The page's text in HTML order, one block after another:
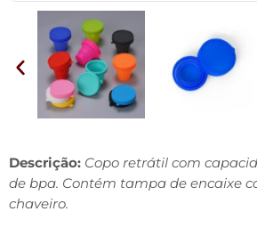
Descrição: Copo retrátil com
de bpa. Contém tampa de encaixe
chaveiro.